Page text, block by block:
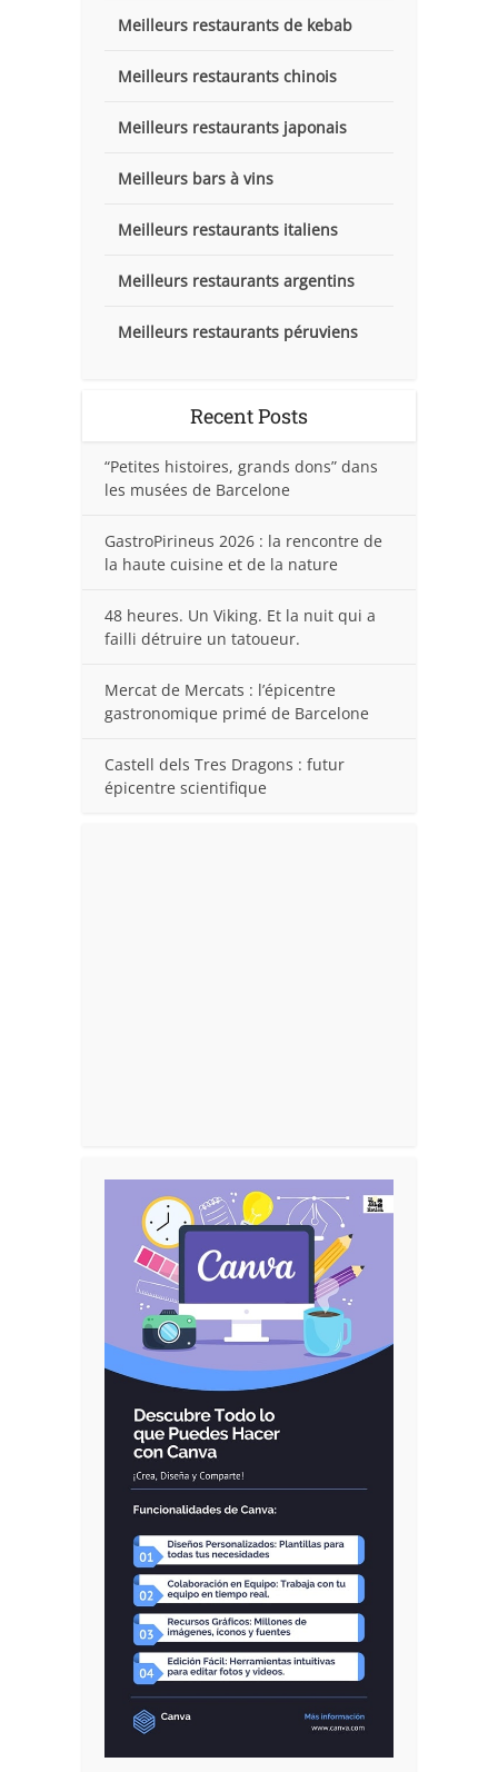
Meilleurs restaurants de kebab
Meilleurs restaurants chinois
Meilleurs restaurants japonais
Meilleurs bars à vins
Meilleurs restaurants italiens
Meilleurs restaurants argentins
Meilleurs restaurants péruviens
Recent Posts
“Petites histoires, grands dons” dans
les musées de Barcelone
GastroPirineus 2026 : la rencontre de
la haute cuisine et de la nature
48 heures. Un Viking. Et la nuit qui a
failli détruire un tatoueur.
Mercat de Mercats : l’épicentre
gastronomique primé de Barcelone
Castell dels Tres Dragons : futur
épicentre scientifique